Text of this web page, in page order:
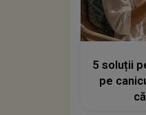
5 soluții
pe